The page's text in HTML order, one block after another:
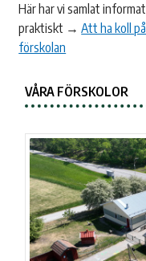
Här har vi samlat
praktiskt →Att ha koll
förskolan
VÅRA FÖRSKOLOR